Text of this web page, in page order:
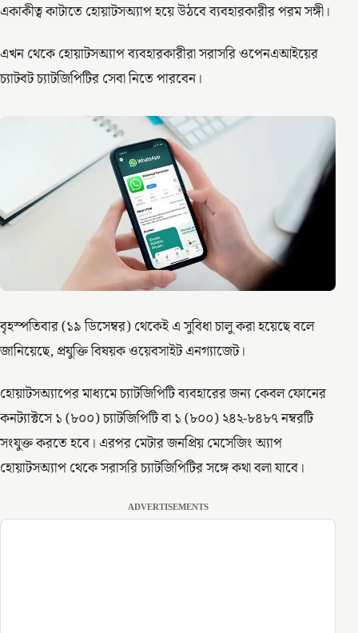
একাকীত্ব কাটাতে হোয়াটসঅ্যাপ হয়ে উঠবে ব্যবহারকারীর পরম সঙ্গী।
এখন থেকে হোয়াটসঅ্যাপ ব্যবহারকারীরা সরাসরি ওপেনএআইয়ের
চ্যাটবট চ্যাটজিপিটির সেবা নিতে পারবেন।
বৃহস্পতিবার (১৯ ডিসেম্বর) থেকেই এ সুবিধা চালু করা হয়েছে বলে
জানিয়েছে, প্রযুক্তি বিষয়ক ওয়েবসাইট এনগ্যাজেট।
হোয়াটসঅ্যাপের মাধ্যমে চ্যাটজিপিটি ব্যবহারের জন্য কেবল ফোনের
কনট্যাক্টসে ১ (৮০০) চ্যাটজিপিটি বা ১ (৮০০) ২৪২-৮৪৮৭ নম্বরটি
সংযুক্ত করতে হবে। এরপর মেটার জনপ্রিয় মেসেজিং অ্যাপ
হোয়াটসঅ্যাপ থেকে সরাসরি চ্যাটজিপিটির সঙ্গে কথা বলা যাবে।
ADVERTISEMENTS